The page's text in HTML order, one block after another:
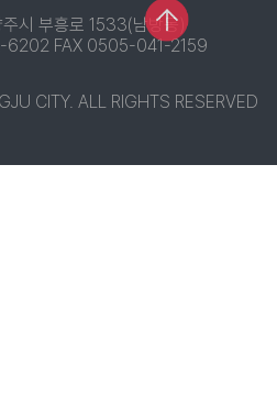
시 부흥로 1533(남방동)
6202 FAX 0505-041-2159
CITY. ALL RIGHTS RESERVED